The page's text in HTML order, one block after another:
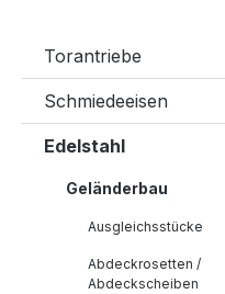
Torantriebe
Schmiedeeisen
Edelstahl
Geländerbau
Ausgleichsstücke
Abdeckrosetten /
Abdeckscheiben